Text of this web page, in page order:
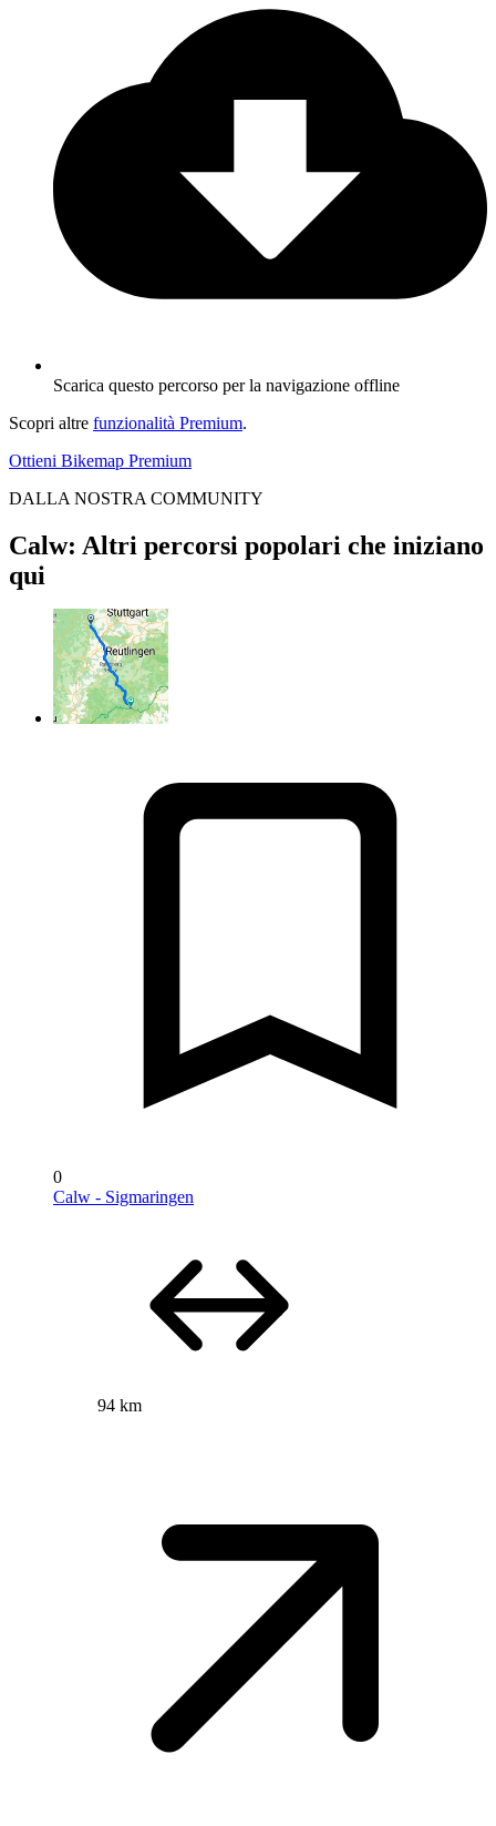
Scarica questo percorso per la navigazione offline
Scopri altre funzionalità Premium.
Ottieni Bikemap Premium
DALLA NOSTRA COMMUNITY
Calw: Altri percorsi popolari che iniziano
qui
0
Calw - Sigmaringen
94 km